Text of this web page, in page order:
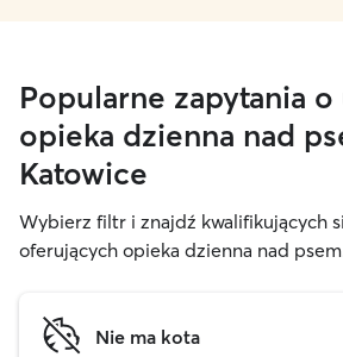
Popularne zapytania o
opieka dzienna nad
Katowice
Wybierz filtr i znajdź kwalifikujących
oferujących opieka dzienna nad
Nie ma kota